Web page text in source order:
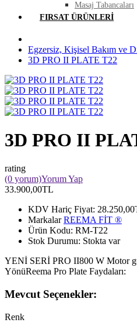
Masaj Tabancaları
FIRSAT ÜRÜNLERI
Egzersiz, Kişisel Bakım ve
3D PRO II PLATE T22
3D PRO II
rating
(0 yorum)Yorum Yap
33.900,00TL
KDV Hariç Fiyat:
MarkalarREEMA FİT ®️
Ürün Kodu: RM-T22
Stok Durumu: Stokta var
YENİ SERİ PRO II800 W Motor
YönüReema Pro Plate
Mevcut Seçenekler:
Renk